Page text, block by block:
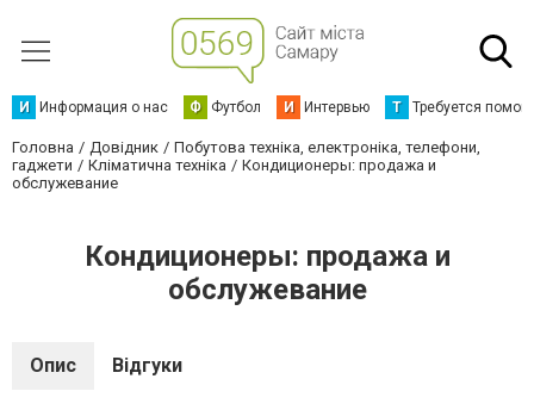
И Информация о нас Ф Футбол И Интервью Т Требуется
Головна Довідник
Побутова техніка, електроніка, телефони,
гаджети
Кліматична техніка
Кондиционеры: продажа и
обслужевание
Кондиционеры: продажа и
обслужевание
Опис Відгуки